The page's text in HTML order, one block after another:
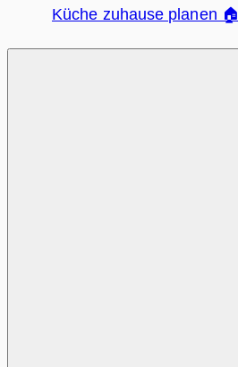
Küche zuhause planen 🏠